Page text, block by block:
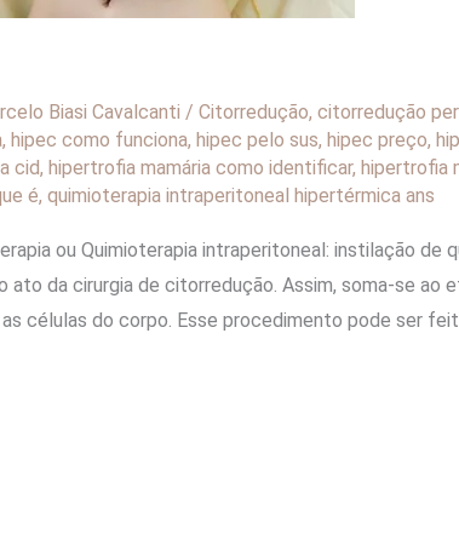
Biasi Cavalcanti / Citorredução, citorredução
, hipec como funciona, hipec pelo sus, hipec preço,
cid, hipertrofia mamária como identificar, hipertrofia
é, quimioterapia intraperitoneal hipertérmica ans
ou Quimioterapia intraperitoneal: instilação de
ato da cirurgia de citorredução. Assim, soma-se
células do corpo. Esse procedimento pode ser